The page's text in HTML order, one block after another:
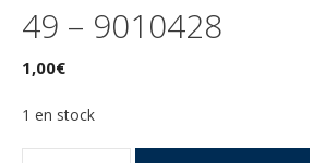
49 – 9010428
1,00€
1 en stock